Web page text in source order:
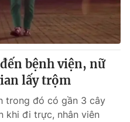
bệnh viện, nữ
lấy trộm
trong đó có gần 3 cây
khi đi trực, nhân viên